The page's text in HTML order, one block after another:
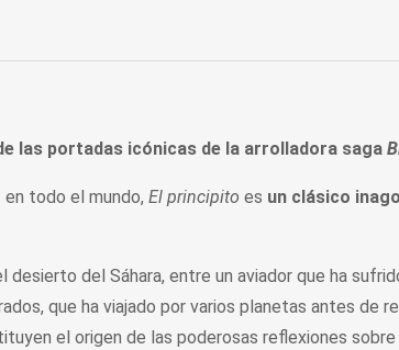
las portadas icónicas de la arrolladora saga
todo el mundo, El principito es un clásico
del Sáhara, entre un aviador que ha
que ha viajado por varios planetas antes de
el origen de las poderosas reflexiones